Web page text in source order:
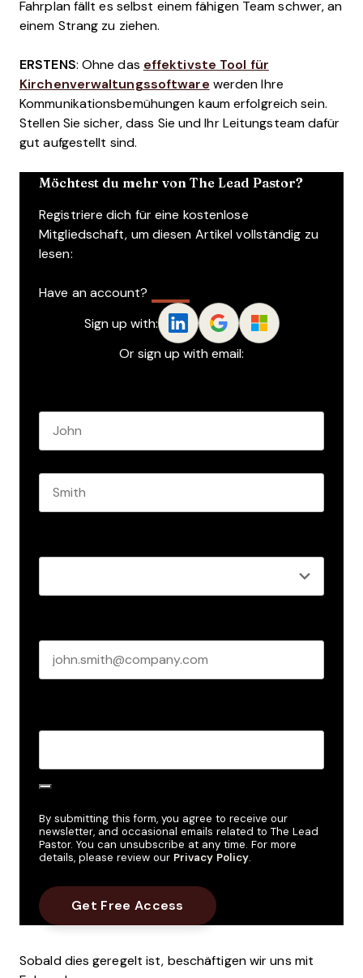
Fahrplan fällt es selbst einem fähigen Team schwer, an
einem Strang zu ziehen.
ERSTENS: Ohne das effektivste Tool für
Kirchenverwaltungssoftware werden Ihre
Kommunikationsbemühungen kaum erfolgreich sein.
Stellen Sie sicher, dass Sie und Ihr Leitungsteam dafür
gut aufgestellt sind.
Möchtest du mehr von The Lead Pastor?
Registriere dich für eine kostenlose
Mitgliedschaft, um diesen Artikel vollständig zu
lesen:
Have an account?
Sign up with:
Or sign up with email:
By submitting this form, you agree to receive our
newsletter, and occasional emails related to The Lead
Pastor. You can unsubscribe at any time. For more
details, please review our Privacy Policy.
Sobald dies geregelt ist, beschäftigen wir uns mit